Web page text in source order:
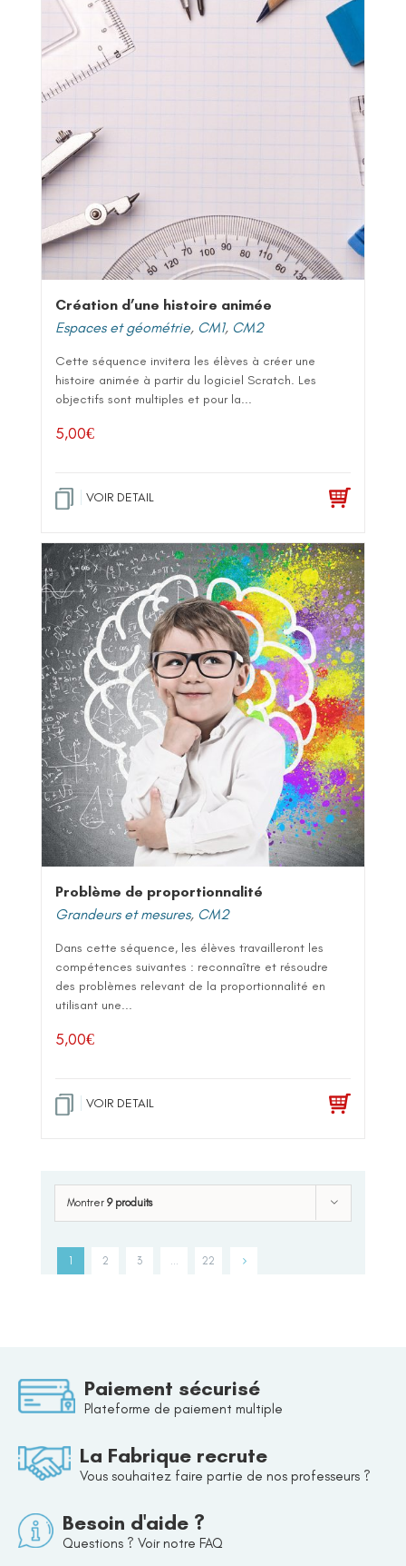
Création d’une histoire animée
Espaces et géométrie, CM1, CM2
Cette séquence invitera les élèves à créer une
histoire animée à partir du logiciel Scratch. Les
objectifs sont multiples et pour la...
5,00€
VOIR DETAIL
Problème de proportionnalité
Grandeurs et mesures, CM2
Dans cette séquence, les élèves travailleront les
compétences suivantes : reconnaître et résoudre
des problèmes relevant de la proportionnalité en
utilisant une...
5,00€
VOIR DETAIL
Montrer 9 produits
1 2 3 22
Paiement sécurisé
Plateforme de paiement multiple
La Fabrique recrute
Vous souhaitez faire partie de nos professeurs ?
Besoin d'aide ?
Questions ? Voir notre FAQ